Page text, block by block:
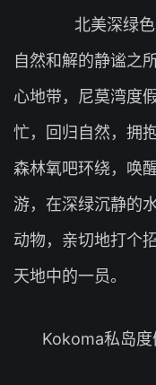
北美深绿色
自然和解的静谧之
心地带，尼莫湾度
忙，回归自然，拥
森林氧吧环绕，唤
游，在深绿沉静的
动物，亲切地打个
天地中的一员。
Kokoma私岛